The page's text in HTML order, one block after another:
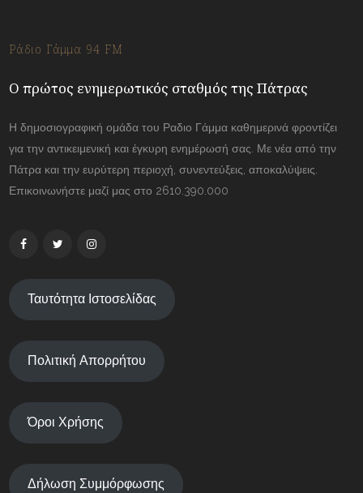
Ράδιο Γάμμα 94 FM
Ο πρώτος ενημερωτικός σταθμός της Πάτρας
Η δημοσιογραφική ομάδα του Ραδιο Γάμμα καθημερινά φροντίζει
για την αντικειμενική και έγκυρη ενημέρωσή σας. Με νέα από την
Πάτρα και την ευρύτερη περιοχή, συνεντεύξεις, αποκαλύψεις.
Επικοινωνήστε μαζί μας στο 2610.390.000
Ταυτότητα Ιστοσελίδας
Πολιτική Απορρήτου
Όροι Χρήσης
Δήλωση Συμμόρφωσης